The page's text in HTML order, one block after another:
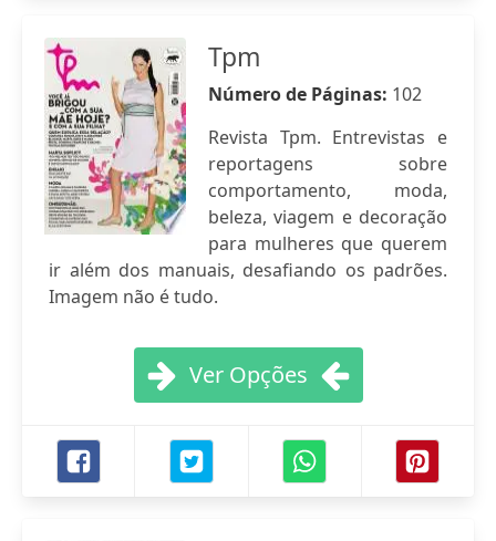
Tpm
Número de Páginas: 102
Revista Tpm. Entrevistas e
reportagens sobre
comportamento, moda,
beleza, viagem e decoração
para mulheres que querem
ir além dos manuais, desafiando os padrões.
Imagem não é tudo.
Ver Opções